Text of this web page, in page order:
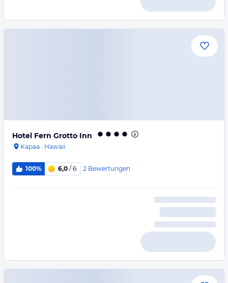
Hotel Fern Grotto Inn
Kapaa · Hawaii
100% 6,0 / 6 2 Bewertungen